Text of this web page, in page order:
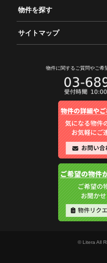
物件を探す
サイトマップ
物件に関するご質問やご希
© Litera All